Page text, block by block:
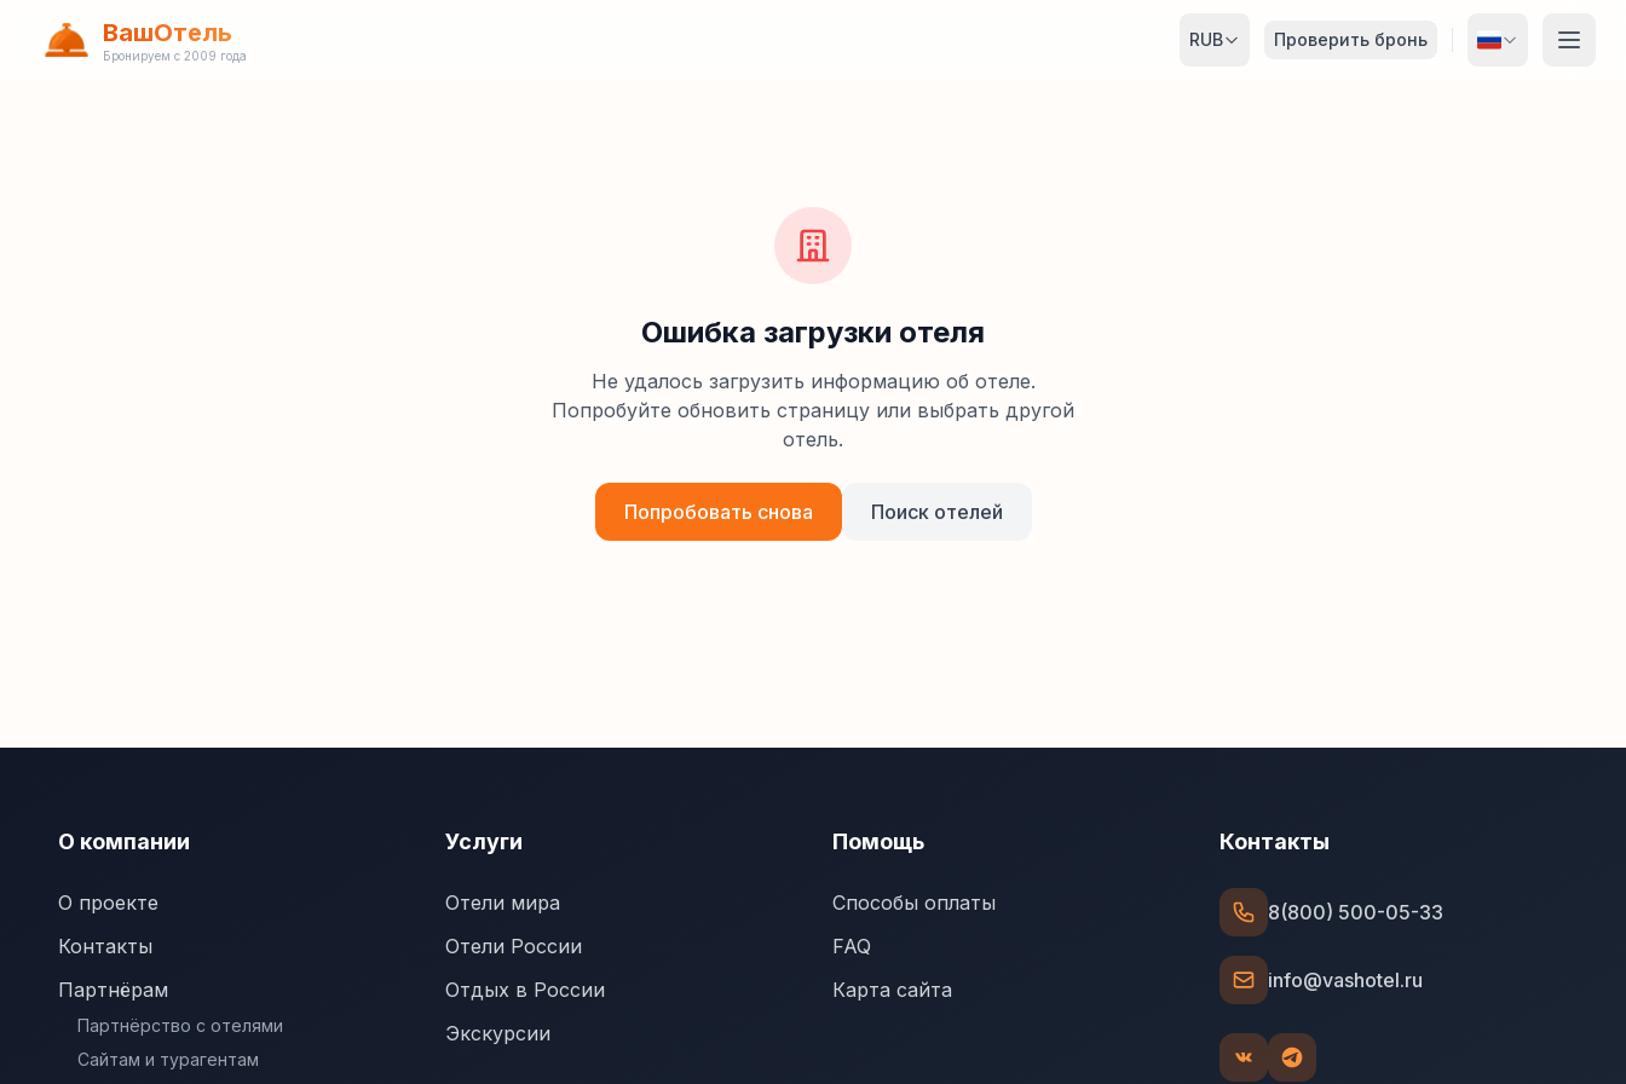
ВашОтель
Бронируем с 2009 года
RUB Проверить бронь
Ошибка загрузки отеля
Не удалось загрузить информацию об отеле.
Попробуйте обновить страницу или выбрать другой
отель.
Попробовать снова Поиск отелей
О компании
О проекте
Контакты
Партнёрам
Партнёрство с отелями
Сайтам и турагентам
Услуги
Отели мира
Отели России
Отдых в России
Экскурсии
Помощь
Способы оплаты
FAQ
Карта сайта
Контакты
8(800) 500-05-33
info@vashotel.ru